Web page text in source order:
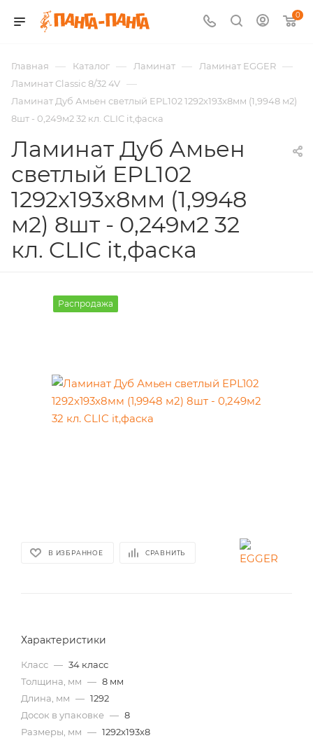
0
Главная — Каталог — Ламинат — Ламинат EGGER —
Ламинат Classic 8/32 4V —
Ламинат Дуб Амьен светлый EPL102 1292х193х8мм (1,9948 м2)
8шт - 0,249м2 32 кл. CLIC it,фаска
Ламинат Дуб Амьен
светлый EPL102
1292х193х8мм (1,9948
м2) 8шт - 0,249м2 32
кл. CLIC it,фаска
Распродажа
В ИЗБРАННОЕ СРАВНИТЬ
Характеристики
Класс — 34 класс
Толщина, мм — 8 мм
Длина, мм — 1292
Досок в упаковке — 8
Размеры, мм — 1292x193x8